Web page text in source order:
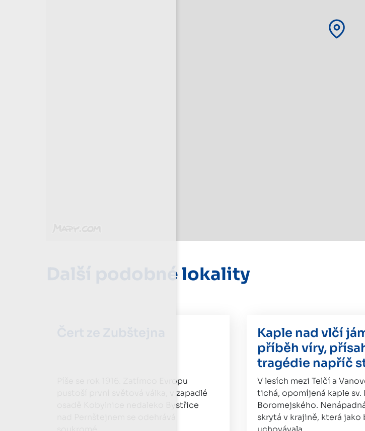
Další podobné lokality
Píše se rok 1916. Zatímco Evropu
pustoší první světová válka, v zapadlé
osadě Kobylnice nedaleko Bystřice
Kaple nad vlčí
příběh víry,
tragédie napříč
V lesích mezi Telčí a
tichá, opomíjená kaple sv.
Boromejského.
skrytá v krajině, která jako